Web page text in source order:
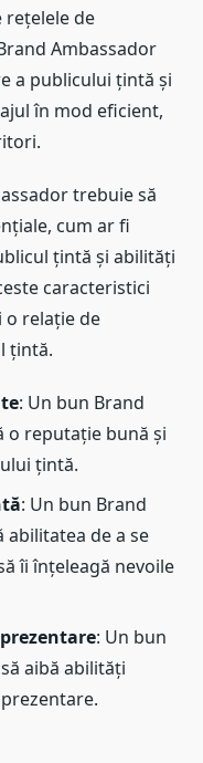
de
Ambassador
a publicului țintă și
în mod eficient,
trebuie să
cum ar fi
țintă și abilități
caracteristici
relație de
țintă.
: Un bun Brand
o reputație bună și
țintă.
: Un bun Brand
abilitatea de a se
îi înțeleagă nevoile
: Un bun
aibă abilități